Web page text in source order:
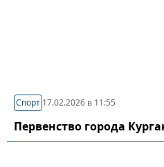
Спорт 17.02.2026 в 11:55
Первенство города